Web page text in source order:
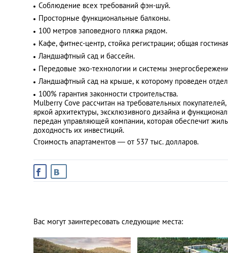
Соблюдение всех требований фэн-шуй.
Просторные функциональные балконы.
100 метров заповедного пляжа рядом.
Кафе, фитнес-центр, стойка регистрации; общая
Ландшафтный сад и бассейн.
Передовые эко-технологии и системы
Ландшафтный сад на крыше, к которому проведен
100% гарантия законности строительства.
Mulberry Cove рассчитан на требовательных
яркой архитектуры, эксклюзивного дизайна и
передан управляющей компании, которая обеспечит
доходность их инвестиций.
Стоимость апартаментов — от 537 тыс. долларов.
Вас могут заинтересовать следующие места: